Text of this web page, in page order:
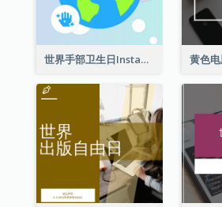
世界手部卫生日Instagram帖子